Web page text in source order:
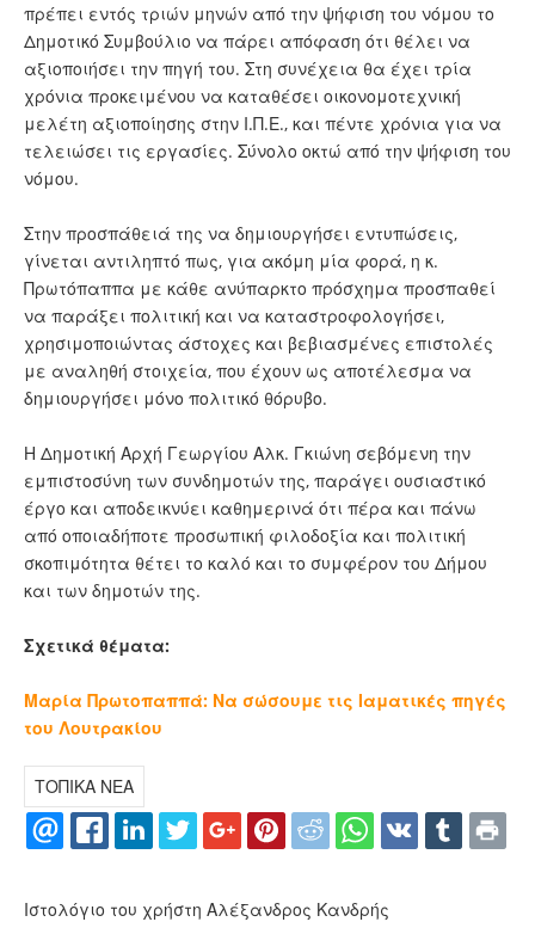
πρέπει εντός τριών μηνών από την ψήφιση του νόμου το
Δημοτικό Συμβούλιο να πάρει απόφαση ότι θέλει να
αξιοποιήσει την πηγή του. Στη συνέχεια θα έχει τρία
χρόνια προκειμένου να καταθέσει οικονομοτεχνική
μελέτη αξιοποίησης στην Ι.Π.Ε., και πέντε χρόνια για να
τελειώσει τις εργασίες. Σύνολο οκτώ από την ψήφιση του
νόμου.
Στην προσπάθειά της να δημιουργήσει εντυπώσεις,
γίνεται αντιληπτό πως, για ακόμη μία φορά, η κ.
Πρωτόπαππα με κάθε ανύπαρκτο πρόσχημα προσπαθεί
να παράξει πολιτική και να καταστροφολογήσει,
χρησιμοποιώντας άστοχες και βεβιασμένες επιστολές
με αναληθή στοιχεία, που έχουν ως αποτέλεσμα να
δημιουργήσει μόνο πολιτικό θόρυβο.
Η Δημοτική Αρχή Γεωργίου Αλκ. Γκιώνη σεβόμενη την
εμπιστοσύνη των συνδημοτών της, παράγει ουσιαστικό
έργο και αποδεικνύει καθημερινά ότι πέρα και πάνω
από οποιαδήποτε προσωπική φιλοδοξία και πολιτική
σκοπιμότητα θέτει το καλό και το συμφέρον του Δήμου
και των δημοτών της.
Σχετικά θέματα:
Μαρία Πρωτοπαππά: Να σώσουμε τις Ιαματικές πηγές
του Λουτρακίου
ΤΟΠΙΚΑ ΝΕΑ
Ιστολόγιο του χρήστη Αλέξανδρος Κανδρής